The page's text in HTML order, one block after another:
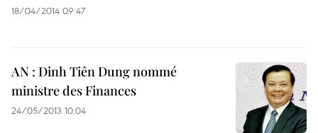
18/04/2014 09:47
AN : Dinh Tiên Dung nommé
ministre des Finances
24/05/2013 10:04